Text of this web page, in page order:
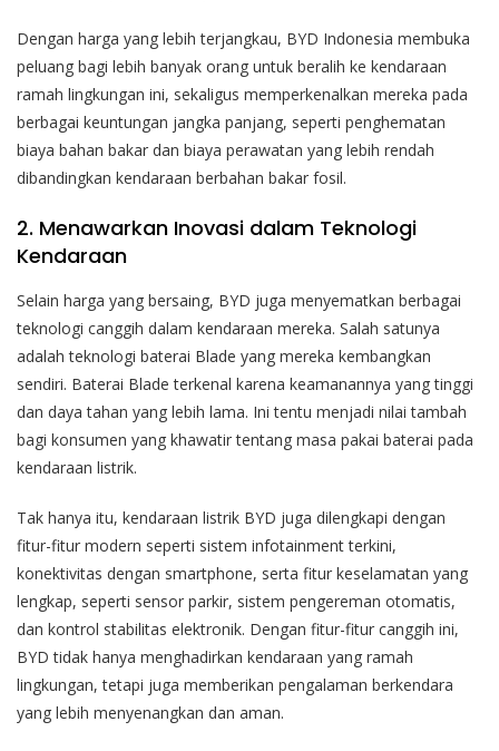
Dengan harga yang lebih terjangkau, BYD Indonesia membuka
peluang bagi lebih banyak orang untuk beralih ke kendaraan
ramah lingkungan ini, sekaligus memperkenalkan mereka pada
berbagai keuntungan jangka panjang, seperti penghematan
biaya bahan bakar dan biaya perawatan yang lebih rendah
dibandingkan kendaraan berbahan bakar fosil.
2. Menawarkan Inovasi dalam Teknologi
Kendaraan
Selain harga yang bersaing, BYD juga menyematkan berbagai
teknologi canggih dalam kendaraan mereka. Salah satunya
adalah teknologi baterai Blade yang mereka kembangkan
sendiri. Baterai Blade terkenal karena keamanannya yang tinggi
dan daya tahan yang lebih lama. Ini tentu menjadi nilai tambah
bagi konsumen yang khawatir tentang masa pakai baterai pada
kendaraan listrik.
Tak hanya itu, kendaraan listrik BYD juga dilengkapi dengan
fitur-fitur modern seperti sistem infotainment terkini,
konektivitas dengan smartphone, serta fitur keselamatan yang
lengkap, seperti sensor parkir, sistem pengereman otomatis,
dan kontrol stabilitas elektronik. Dengan fitur-fitur canggih ini,
BYD tidak hanya menghadirkan kendaraan yang ramah
lingkungan, tetapi juga memberikan pengalaman berkendara
yang lebih menyenangkan dan aman.